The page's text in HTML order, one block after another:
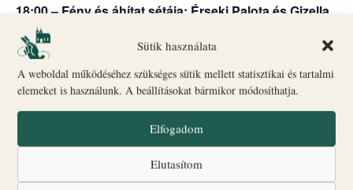
Sütik használata
A weboldal működéséhez szükséges sütik mellett statisztikai és tartalmi
elemeket is használunk. A beállításokat bármikor módosíthatja.
Elfogadom
Elutasítom
18:00 – Fény és áhítat sétája: Érseki Palota és Gizella
Kápolna + Érseki Palota kert
Indulás: Biró–Giczey Ház (Vár utca 31.)
🎟Jegyvásárlásés információ: a Biró–Giczey Ház
ONLINE JEGYVÁSÁRLÁS ITT
A programok egyes időpontokban liturgikus események